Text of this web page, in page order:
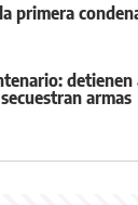
primera
armas